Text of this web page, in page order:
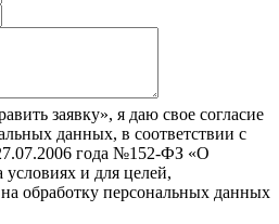
заявку», я даю свое согласие
данных, в соответствии с
года №152-ФЗ «О
и для целей,
обработку персональных данных